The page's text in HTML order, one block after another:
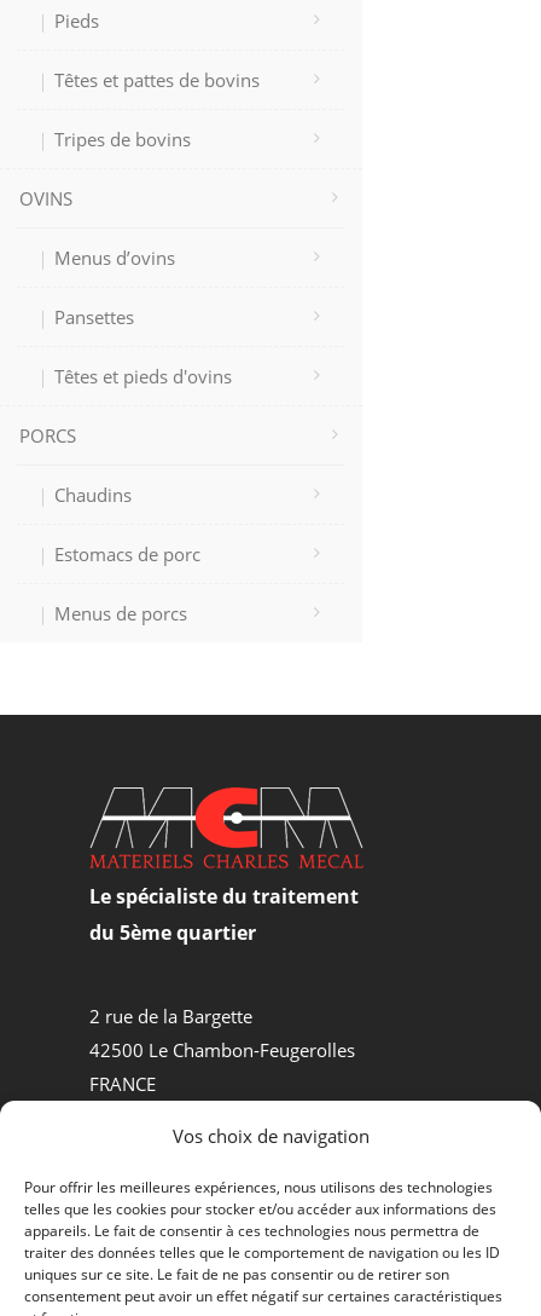
Vos choix de navigation
Pour offrir les meilleures expériences, nous utilisons des technologies
telles que les cookies pour stocker et/ou accéder aux informations des
appareils. Le fait de consentir à ces technologies nous permettra de
traiter des données telles que le comportement de navigation ou les ID
uniques sur ce site. Le fait de ne pas consentir ou de retirer son
consentement peut avoir un effet négatif sur certaines caractéristiques
Pieds
Têtes et pattes de bovins
Tripes de bovins
OVINS
Menus d’ovins
Pansettes
Têtes et pieds d'ovins
PORCS
Chaudins
Estomacs de porc
Menus de porcs
Le spécialiste du traitement
du 5ème quartier
2 rue de la Bargette
42500 Le Chambon-Feugerolles
FRANCE
MATÉRIELS D’ABATTOIRS
PROCESS AGROALIMENTAIRE
QUI SOMMES-NOUS ?